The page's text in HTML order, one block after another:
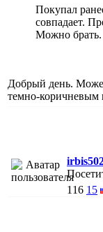
Покупал
совпадает.
Можно брать.
Добрый день.
темно-коричневым
116 15